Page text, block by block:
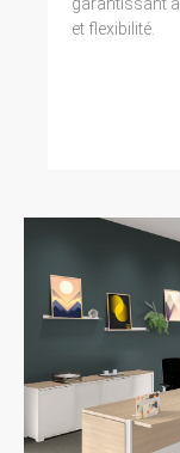
et flexibilité.